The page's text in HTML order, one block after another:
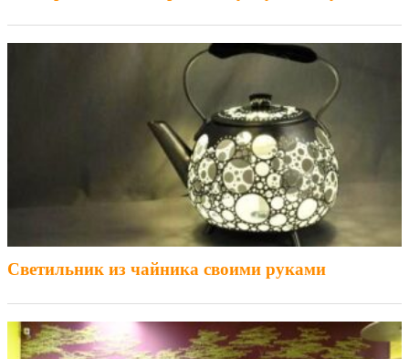
Светильник из чайника своими руками